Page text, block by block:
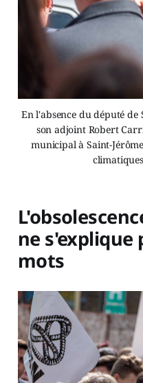
En l'absence du député de
son adjoint Robert
municipal à Saint-
ne s'explique
mots